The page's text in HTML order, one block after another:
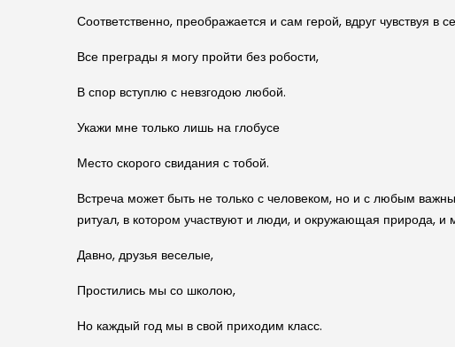
Соответственно, преображается и сам герой, вдруг чувствуя
Все преграды я могу пройти без робости,
В спор вступлю с невзгодою любой.
Укажи мне только лишь на глобусе
Место скорого свидания с тобой.
Встреча может быть не только с человеком, но и с любым
ритуал, в котором участвуют и люди, и окружающая природа, и
Давно, друзья веселые,
Простились мы со школою,
Но каждый год мы в свой приходим класс.